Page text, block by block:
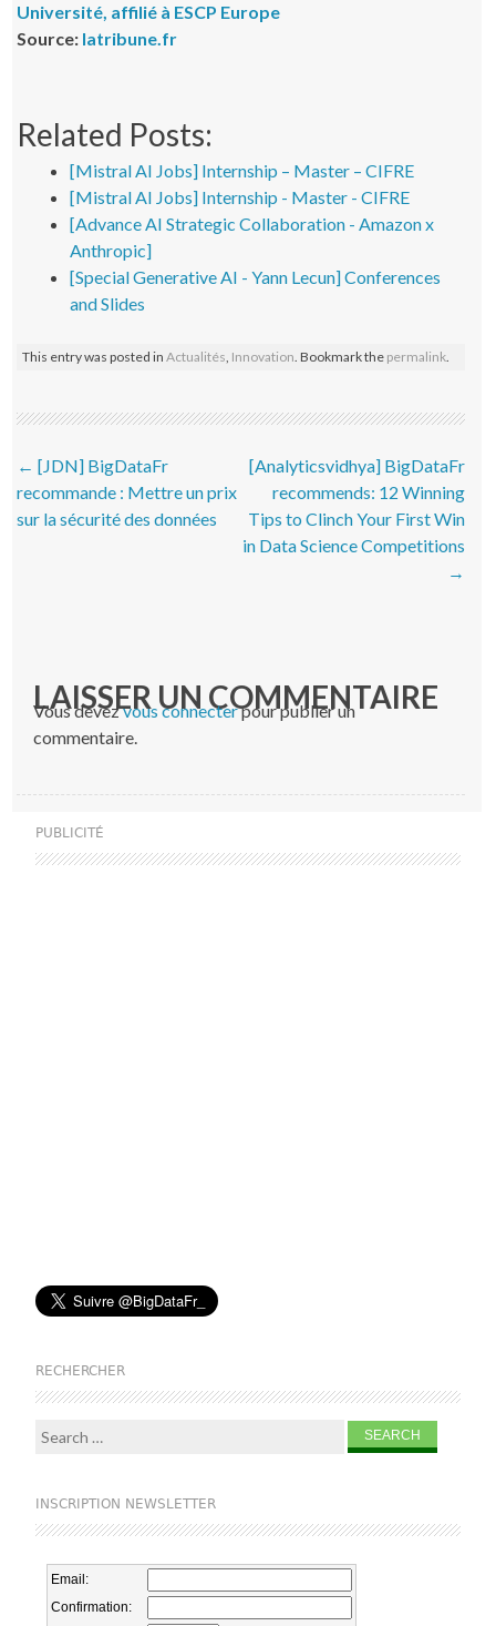
Université, affilié à ESCP Europe
Source: latribune.fr
Related Posts:
[Mistral AI Jobs] Internship – Master – CIFRE
[Mistral AI Jobs] Internship - Master - CIFRE
[Advance AI Strategic Collaboration - Amazon x
Anthropic]
[Special Generative AI - Yann Lecun] Conferences
and Slides
This entry was posted inActualités, Innovation. Bookmark the permalink.
Post navigation
← [JDN] BigDataFr
recommande : Mettre un prix
sur la sécurité des données
[Analyticsvidhya] BigDataFr
recommends: 12 Winning
Tips to Clinch Your First Win
in Data Science Competitions
→
LAISSER UN COMMENTAIRE
Vous devezvous connecterpour publier un
commentaire.
PUBLICITÉ
RECHERCHER
Search for:
INSCRIPTION NEWSLETTER